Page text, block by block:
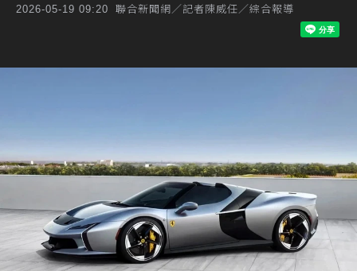
2026-05-19 09:20 聯合新聞網／記者陳威任／綜合報導